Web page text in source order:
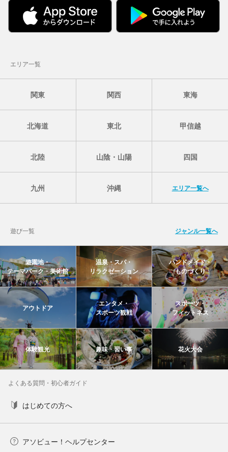
エリア一覧
関東 関西 東海
北海道 東北 甲信越
北陸 山陰・山陽 四国
九州 沖縄 エリア一覧へ
遊び一覧 ジャンル一覧へ
遊園地・
テーマパーク・美術館
温泉・スパ・
リラクゼーション
ハンドメイド・
ものづくり
アウトドア
エンタメ・
スポーツ観戦
スポーツ・
フィットネス
体験観光 趣味・習い事 花火大会
よくある質問・初心者ガイド
はじめての方へ
アソビュー！ヘルプセンター